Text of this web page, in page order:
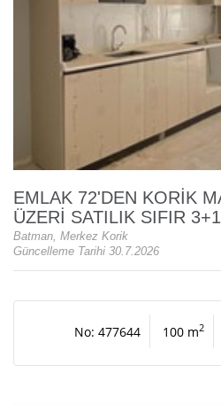
EMLAK 72'DEN KORİK
ÜZERİ SATILIK SIFIR
Batman, Merkez Korik
Güncelleme Tarihi 30.7.2026
No: 477644 100 m2